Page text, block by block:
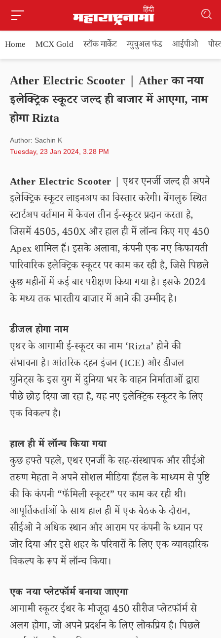
Home MCX Gold स्टॉक मार्केट म्युचुअल फंड आईपीओ
Ather Electric Scooter | Ather का नया
इलेक्ट्रिक स्कूटर जल्द ही बाजार में आएगा, नाम
होगा Rizta
Author: Sachin K
Tuesday, 23 Jan 2024, 3.28 PM
Ather Electric Scooter | एथर एनर्जी जल्द ही अपने
इलेक्ट्रिक स्कूटर लाइनअप का विस्तार करेगी। बेंगलुरु स्थित
स्टार्टअप वर्तमान में केवल तीन ई-स्कूटर प्रदान करता है,
जिसमें 4505, 450X और हाल ही में लॉन्च किए गए 450
Apex शामिल हैं। इसके अलावा, कंपनी एक नए किफायती
पारिवारिक इलेक्ट्रिक स्कूटर पर काम कर रही है, जिसे पिछले
कुछ महीनों में कई बार परीक्षण किया गया है। इसके 2024
के मध्य तक भारतीय बाजार में आने की उम्मीद है।
डीजल होगा नाम
एथर के आगामी ई-स्कूटर का नाम ‘Rizta’ होने की
संभावना है। आंतरिक दहन इंजन (ICE) और डीजल
युनिट्स के इस युग में दुनिया भर के वाहन निर्माताओं द्वारा
पीछे छोड़ दिया जा रहा है, यह नए इलेक्ट्रिक स्कूटर के लिए
एक विकल्प है।
हाल ही में लॉन्च किया गया
कुछ हफ्ते पहले, एथर एनर्जी के सह-संस्थापक और सीईओ
तरुण मेहता ने अपने सोशल मीडिया हैंडल के माध्यम से पुष्टि
की कि कंपनी “फॅमिली स्कूटर” पर काम कर रही थी।
आपूर्तिकर्ताओं के साथ हाल ही में एक बैठक के दौरान,
सीईओ ने अधिक स्थान और आराम पर कंपनी के ध्यान पर
जोर दिया और इसे शहर के परिवारों के लिए एक व्यावहारिक
विकल्प के रूप में लॉन्च किया।
एक नया प्लेटफॉर्म बनाया जाएगा
आगामी स्कूटर ईथर के मौजूदा 450 सीरीज प्लेटफॉर्म से
अलग होगा, जो अपने प्रदर्शन के लिए लोकप्रिय है। पिछले